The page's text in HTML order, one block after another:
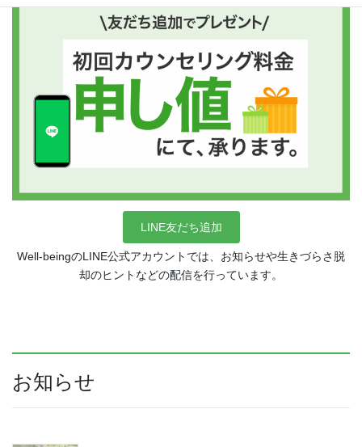
LINE友だち追加
Well-beingのLINE公式アカウントでは、お知らせや生きづらさ脱
却のヒントなどの配信を行っています。
お知らせ